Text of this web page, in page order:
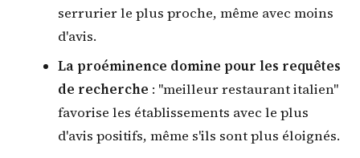
serrurier le plus proche, même avec moins
d'avis.
La proéminence domine pour les requêtes
de recherche : "meilleur restaurant italien"
favorise les établissements avec le plus
d'avis positifs, même s'ils sont plus éloignés.